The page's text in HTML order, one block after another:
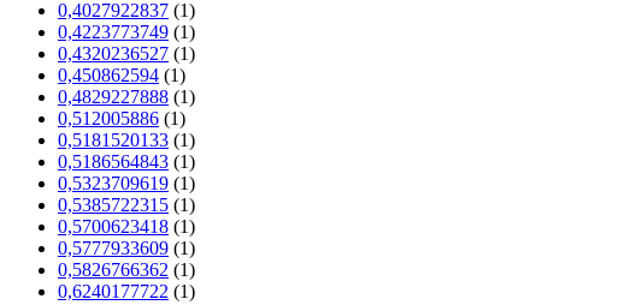
0,4027922837 (1)
0,4223773749 (1)
0,4320236527 (1)
0,450862594 (1)
0,4829227888 (1)
0,512005886 (1)
0,5181520133 (1)
0,5186564843 (1)
0,5323709619 (1)
0,5385722315 (1)
0,5700623418 (1)
0,5777933609 (1)
0,5826766362 (1)
0,6240177722 (1)